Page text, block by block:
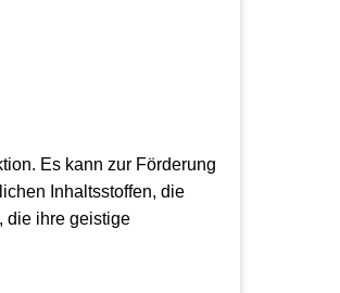
Es kann zur Förderung
Inhaltsstoffen, die
die ihre geistige